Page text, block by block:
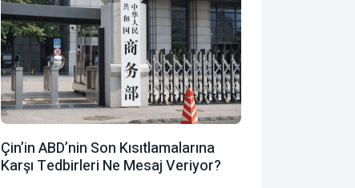
Çin’in ABD’nin Son Kısıtlamalarına
Karşı Tedbirleri Ne Mesaj Veriyor?